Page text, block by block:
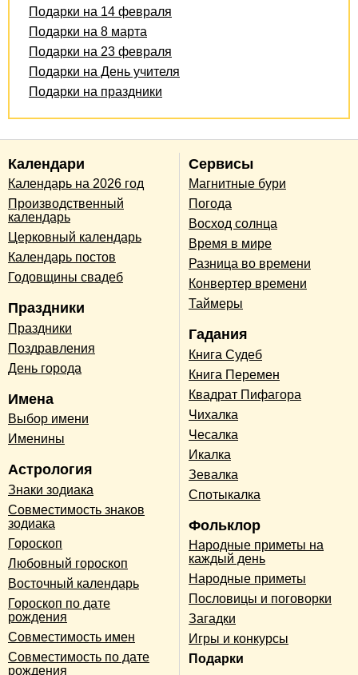
Подарки на 14 февраля
Подарки на 8 марта
Подарки на 23 февраля
Подарки на День учителя
Подарки на праздники
Календари
Календарь на 2026 год
Производственный
календарь
Церковный календарь
Календарь постов
Годовщины свадеб
Праздники
Праздники
Поздравления
День города
Имена
Выбор имени
Именины
Астрология
Знаки зодиака
Совместимость знаков
зодиака
Гороскоп
Любовный гороскоп
Восточный календарь
Гороскоп по дате
рождения
Совместимость имен
Совместимость по дате
рождения
Сервисы
Магнитные бури
Погода
Восход солнца
Время в мире
Разница во времени
Конвертер времени
Таймеры
Гадания
Книга Судеб
Книга Перемен
Квадрат Пифагора
Чихалка
Чесалка
Икалка
Зевалка
Спотыкалка
Фольклор
Народные приметы на
каждый день
Народные приметы
Пословицы и поговорки
Загадки
Игры и конкурсы
Подарки